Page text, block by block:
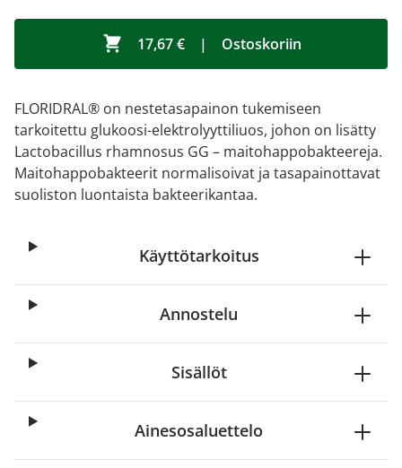
17,67 € | Ostoskoriin
FLORIDRAL® on nestetasapainon tukemiseen
tarkoitettu glukoosi-elektrolyyttiliuos, johon on lisätty
Lactobacillus rhamnosus GG – maitohappobakteereja.
Maitohappobakteerit normalisoivat ja tasapainottavat
suoliston luontaista bakteerikantaa.
Käyttötarkoitus
Annostelu
Sisällöt
Ainesosaluettelo